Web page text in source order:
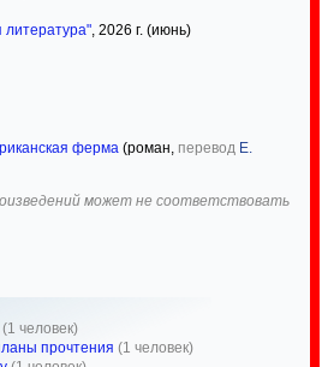
, 2026 г. (июнь)
ферма (роман, перевод Е.
может не соответствовать
(1 человек)
прочтения (1 человек)